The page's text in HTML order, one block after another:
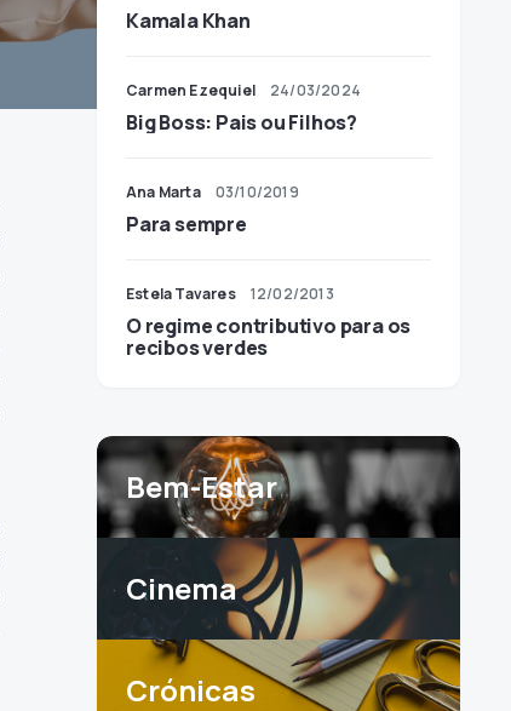
Kamala Khan
Carmen Ezequiel 24/03/2024
Big Boss: Pais ou Filhos?
Ana Marta 03/10/2019
Para sempre
Estela Tavares 12/02/2013
O regime contributivo para os
recibos verdes
Bem-Estar
Cinema
Crónicas